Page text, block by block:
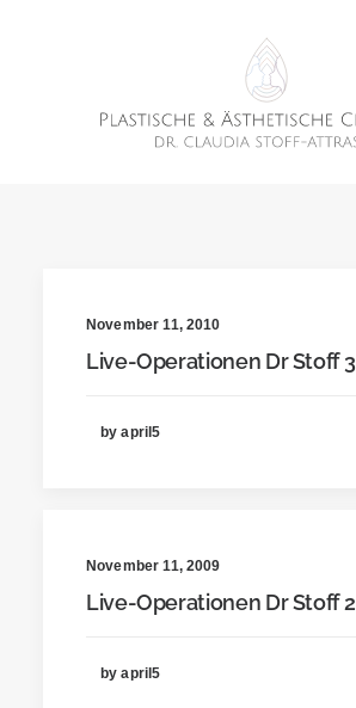
November 11, 2010
Live-Operationen Dr Stoff 3
by april5
November 11, 2009
Live-Operationen Dr Stoff 2
by april5